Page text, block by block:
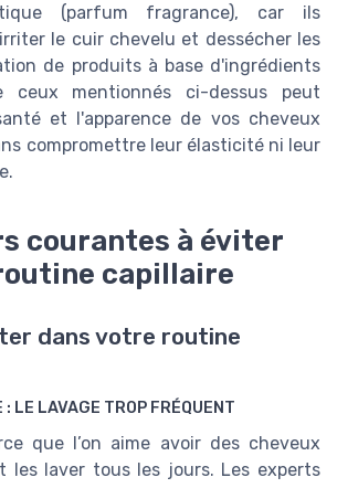
(parfum fragrance), car ils
le cuir chevelu et dessécher les
de produits à base d'ingrédients
ceux mentionnés ci-dessus peut
et l'apparence de vos cheveux
compromettre leur élasticité ni leur
courantes à éviter
capillaire
dans votre routine
: LE LAVAGE TROP FRÉQUENT
que l’on aime avoir des cheveux
les laver tous les jours. Les experts